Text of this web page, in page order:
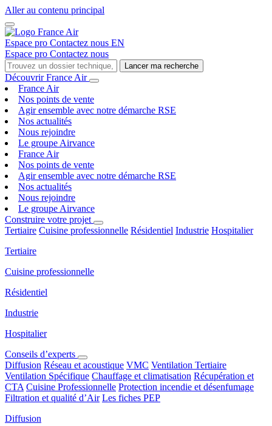
Aller au contenu principal
Espace pro Contactez nous EN
Espace pro Contactez nous
Lancer ma recherche
Découvrir France Air
France Air
Nos points de vente
Agir ensemble avec notre démarche RSE
Nos actualités
Nous rejoindre
Le groupe Airvance
France Air
Nos points de vente
Agir ensemble avec notre démarche RSE
Nos actualités
Nous rejoindre
Le groupe Airvance
Construire votre projet
Tertiaire Cuisine professionnelle Résidentiel Industrie Hospitalier
Tertiaire
Cuisine professionnelle
Résidentiel
Industrie
Hospitalier
Conseils d’experts
Diffusion Réseau et acoustique VMC Ventilation Tertiaire
Ventilation Spécifique Chauffage et climatisation Récupération et
CTA Cuisine Professionnelle Protection incendie et désenfumage
Filtration et qualité d’Air Les fiches PEP
Diffusion